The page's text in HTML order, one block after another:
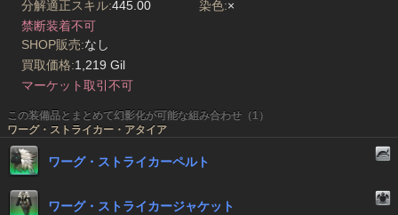
分解適正スキル:445.00 染色:×
禁断装着不可
SHOP販売:なし
買取価格:1,219 Gil
マーケット取引不可
この装備品とまとめて幻影化が可能な組み合わせ（1）
ワーグ・ストライカー・アタイア
ワーグ・ストライカーペルト
ワーグ・ストライカージャケット